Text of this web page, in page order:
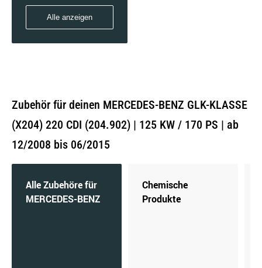
Alle anzeigen
Zubehör für deinen MERCEDES-BENZ GLK-KLASSE
(X204) 220 CDI (204.902) | 125 KW / 170 PS | ab
12/2008 bis 06/2015
Alle Zubehöre für
MERCEDES-BENZ
Chemische
Produkte